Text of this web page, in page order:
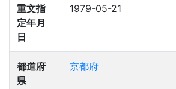
重文指
定年月
日
1979-05-21
都道府
県
京都府